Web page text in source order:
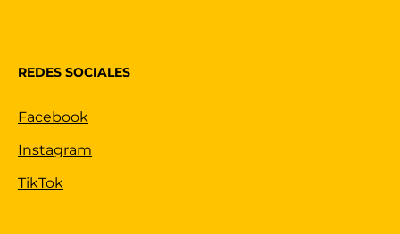
REDES SOCIALES
Facebook
Instagram
TikTok